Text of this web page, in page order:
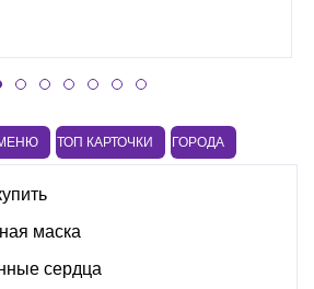
ТОП КАРТОЧКИ ГОРОДА
маска
сердца